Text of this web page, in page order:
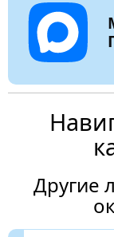
Другие